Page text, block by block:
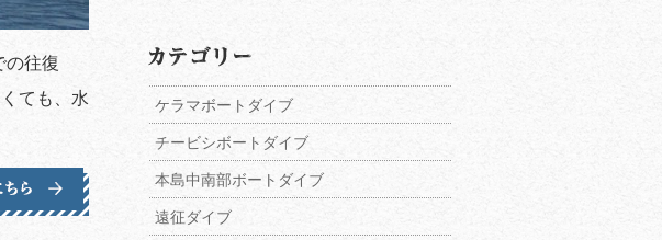
の往復
ても、水
ケラマボートダイブ
チービシボートダイブ
本島中南部ボートダイブ
遠征ダイブ